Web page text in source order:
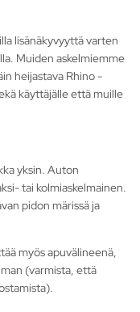
lisänäkyvyyttä varten
Muiden askelmiemme
heijastava Rhino -
käyttäjälle että muille
yksin. Auton
tai kolmiaskelmainen.
pidon märissä ja
myös apuvälineenä,
(varmista, että